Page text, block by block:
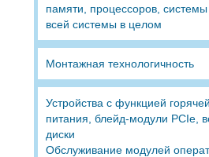
памяти, процессоров, системы
всей системы в целом
Монтажная технологичность
Устройства с функцией
питания, блейд-модули PCIe,
диски
Обслуживание модулей